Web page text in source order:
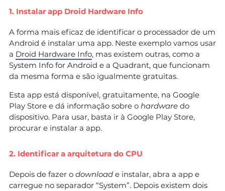
1. Instalar app Droid Hardware Info
A forma mais eficaz de identificar o processador de um
Android é instalar uma app. Neste exemplo vamos usar
a Droid Hardware Info, mas existem outras, como a
System Info for Android e a Quadrant, que funcionam
da mesma forma e são igualmente gratuitas.
Esta app está disponível, gratuitamente, na Google
Play Store e dá informação sobre o hardware do
dispositivo. Para usar, basta ir à Google Play Store,
procurar e instalar a app.
2. Identificar a arquitetura do CPU
Depois de fazer o download e instalar, abra a app e
carregue no separador “System”. Depois existem dois